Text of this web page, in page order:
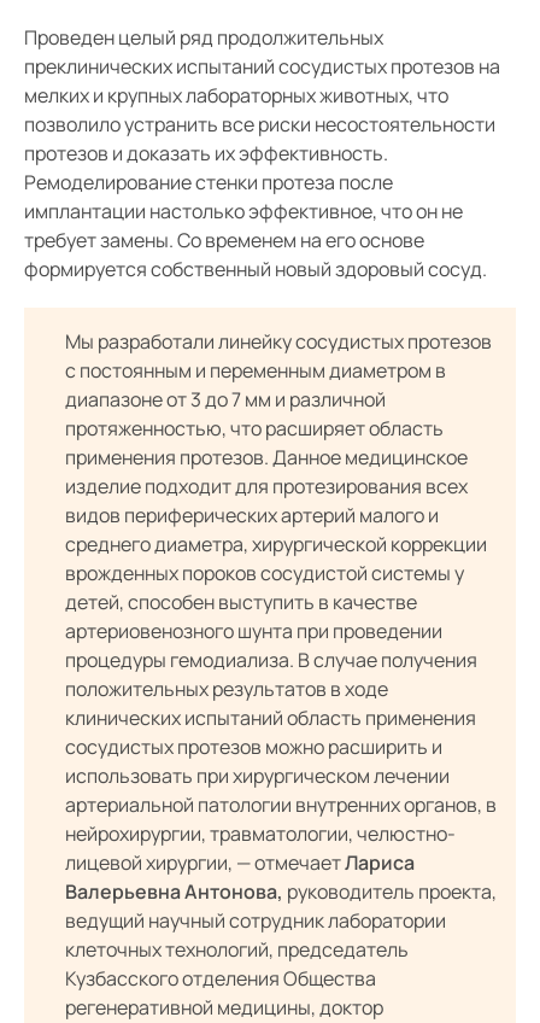
Проведен целый ряд продолжительных
преклинических испытаний сосудистых протезов на
мелких и крупных лабораторных животных, что
позволило устранить все риски несостоятельности
протезов и доказать их эффективность.
Ремоделирование стенки протеза после
имплантации настолько эффективное, что он не
требует замены. Со временем на его основе
формируется собственный новый здоровый сосуд.
Мы разработали линейку сосудистых протезов
с постоянным и переменным диаметром в
диапазоне от 3 до 7 мм и различной
протяженностью, что расширяет область
применения протезов. Данное медицинское
изделие подходит для протезирования всех
видов периферических артерий малого и
среднего диаметра, хирургической коррекции
врожденных пороков сосудистой системы у
детей, способен выступить в качестве
артериовенозного шунта при проведении
процедуры гемодиализа. В случае получения
положительных результатов в ходе
клинических испытаний область применения
сосудистых протезов можно расширить и
использовать при хирургическом лечении
артериальной патологии внутренних органов, в
нейрохирургии, травматологии, челюстно-
лицевой хирургии, — отмечаетЛариса
Валерьевна Антонова, руководитель проекта,
ведущий научный сотрудник лаборатории
клеточных технологий, председатель
Кузбасского отделения Общества
регенеративной медицины, доктор